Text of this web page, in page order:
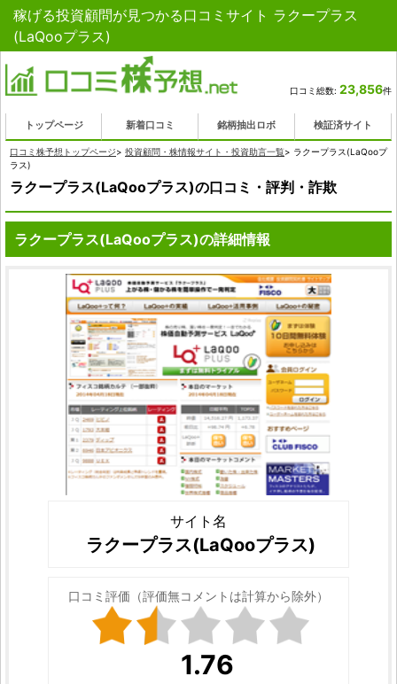
稼げる投資顧問が見つかる口コミサイト ラクープラス
(LaQooプラス)
口コミ総数: 23,856件
トップページ 新着口コミ 銘柄抽出ロボ 検証済サイト
口コミ株予想トップページ> 投資顧問・株情報サイト・投資助言一覧> ラクープラス(LaQooプ
ラス)
ラクープラス(LaQooプラス)の口コミ・評判・詐欺
ラクープラス(LaQooプラス)の詳細情報
サイト名
ラクープラス(LaQooプラス)
口コミ評価（評価無コメントは計算から除外）
1.76